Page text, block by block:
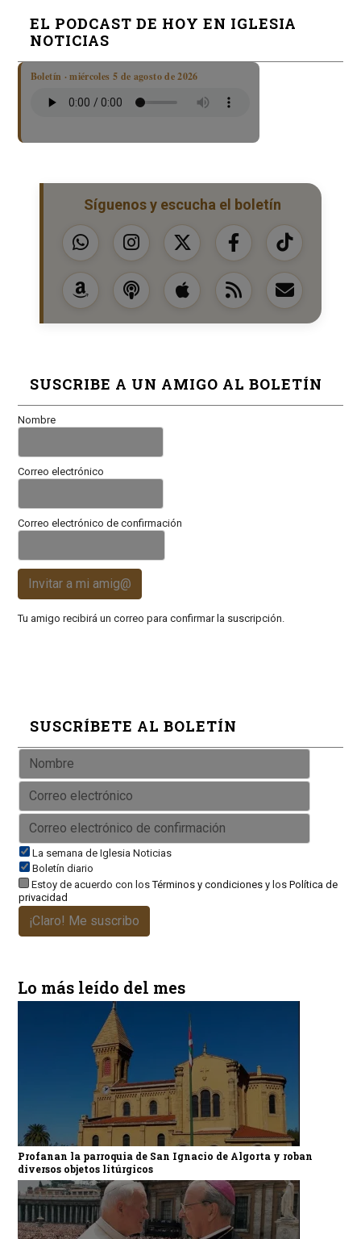
EL PODCAST DE HOY EN IGLESIA
NOTICIAS
Boletín · miércoles 5 de agosto de 2026
Síguenos y escucha el boletín
SUSCRIBE A UN AMIGO AL BOLETÍN
Nombre
Correo electrónico
Correo electrónico de confirmación
Invitar a mi amig@
Tu amigo recibirá un correo para confirmar la suscripción.
SUSCRÍBETE AL BOLETÍN
La semana de Iglesia Noticias
Boletín diario
Estoy de acuerdo con losTérminos y condicionesy los Política de
privacidad
¡Claro! Me suscribo
Lo más leído del mes
Profanan la parroquia de San Ignacio de Algorta y roban
diversos objetos litúrgicos